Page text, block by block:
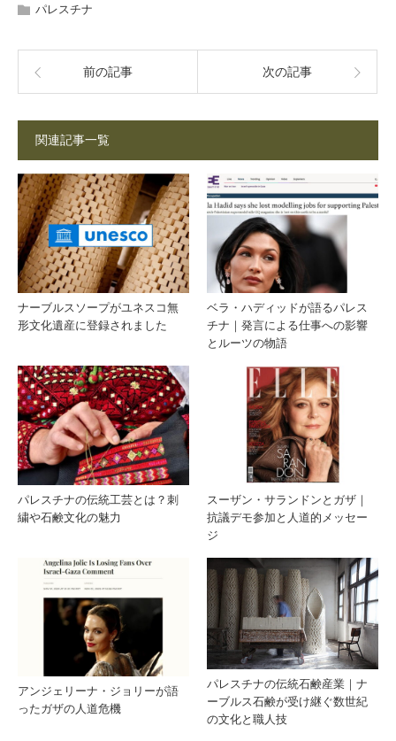
パレスチナ
前の記事 次の記事
関連記事一覧
ナーブルスソープがユネスコ無
形文化遺産に登録されました
ベラ・ハディッドが語るパレス
チナ｜発言による仕事への影響
とルーツの物語
パレスチナの伝統工芸とは？刺
繍や石鹸文化の魅力
スーザン・サランドンとガザ｜
抗議デモ参加と人道的メッセー
ジ
アンジェリーナ・ジョリーが語
ったガザの人道危機
パレスチナの伝統石鹸産業｜ナ
ーブルス石鹸が受け継ぐ数世紀
の文化と職人技